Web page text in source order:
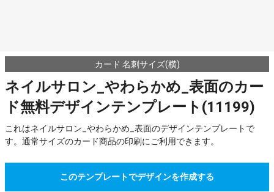
カード 名刺サイズ(横)
ネイルサロン_やわらかめ_表面のカー
ド無料デザインテンプレート(11199)
これはネイルサロン_やわらかめ_表面のデザインテンプレートで
す。通常サイズのカード商品の印刷にご利用できます。
このテンプレートでデザインを作成する